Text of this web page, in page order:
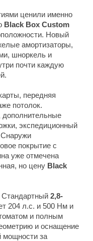
ценили именно
Black Box Custom
Новый
амортизаторы,
шноркель и
почти каждую
передняя
потолок.
дополнительные
экспедиционный
Снаружи
покрытие с
уже отмечена
но цену Black
Стандартный 2,8-
204 л.с. и 500 Нм и
и полным
и оснащение
мощности за